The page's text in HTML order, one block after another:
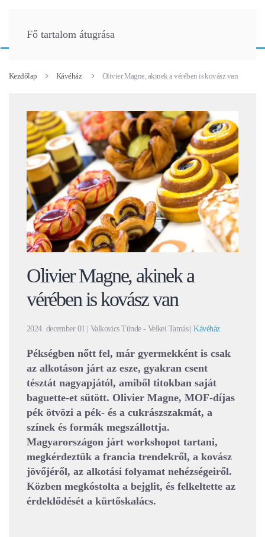
Fő tartalom átugrása
Kezdőlap Kávéház Olivier Magne, akinek a vérében is kovász van
Olivier Magne, akinek a
vérében is kovász van
2024. december 01 | Valkovics Tünde - Velkei Tamás |Kávéház
Pékségben nőtt fel, már gyermekként is csak
az alkotáson járt az esze, gyakran csent
tésztát nagyapjától, amiből titokban saját
baguette-et sütött. Olivier Magne, MOF-díjas
pék ötvözi a pék- és a cukrászszakmát, a
színek és formák megszállottja.
Magyarországon járt workshopot tartani,
megkérdeztük a francia trendekről, a kovász
jövőjéről, az alkotási folyamat nehézségeiről.
Közben megkóstolta a bejglit, és felkeltette az
érdeklődését a kürtőskalács.